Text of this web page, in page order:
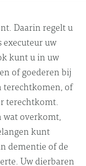
Daarin regelt u
uw
kunt u in uw
of goederen bij
terechtkomen, of
terechtkomt.
wat overkomt,
kunt
dementie of de
Uw dierbaren